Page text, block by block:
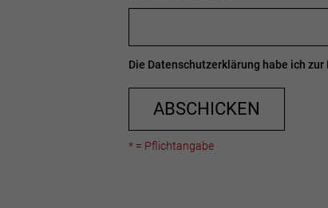
Die Datenschutzerklärung habe ich
ABSCHICKEN
* = Pflichtangabe